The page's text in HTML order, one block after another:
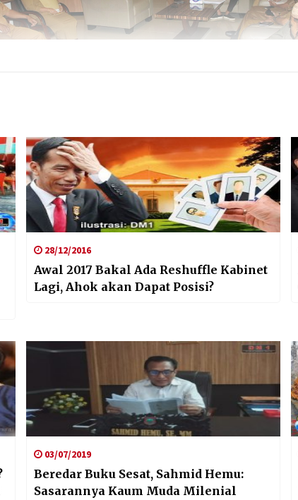
28/12/2016
Awal 2017 Bakal Ada Reshuffle Kabinet
Lagi, Ahok akan Dapat Posisi?
03/07/2019
Beredar Buku Sesat, Sahmid Hemu:
Sasarannya Kaum Muda Milenial